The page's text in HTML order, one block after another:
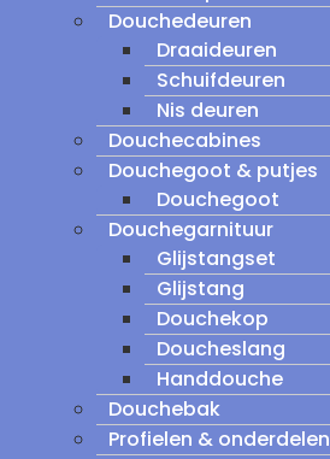
Douchedeuren
Draaideuren
Schuifdeuren
Nis deuren
Douchecabines
Douchegoot & putjes
Douchegoot
Douchegarnituur
Glijstangset
Glijstang
Douchekop
Doucheslang
Handdouche
Douchebak
Profielen & onderdelen